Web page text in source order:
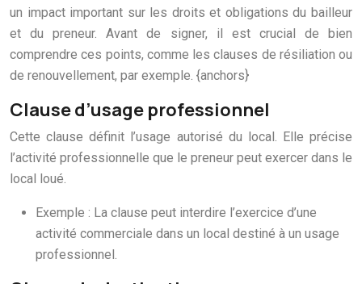
un impact important sur les droits et obligations du bailleur
et du preneur. Avant de signer, il est crucial de bien
comprendre ces points, comme les clauses de résiliation ou
de renouvellement, par exemple. {anchors}
Clause d’usage professionnel
Cette clause définit l’usage autorisé du local. Elle précise
l’activité professionnelle que le preneur peut exercer dans le
local loué.
Exemple : La clause peut interdire l’exercice d’une
activité commerciale dans un local destiné à un usage
professionnel.